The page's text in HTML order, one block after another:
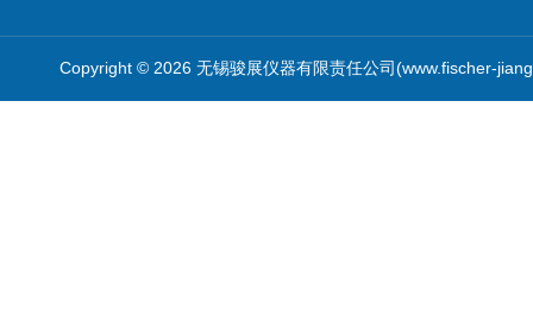
Copyright © 2026 无锡骏展仪器有限责任公司(www.fischer-